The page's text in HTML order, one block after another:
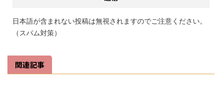
日本語が含まれない投稿は無視されますのでご注意ください。
（スパム対策）
関連記事